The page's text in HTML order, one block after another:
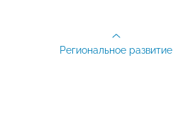
Региональное развитие